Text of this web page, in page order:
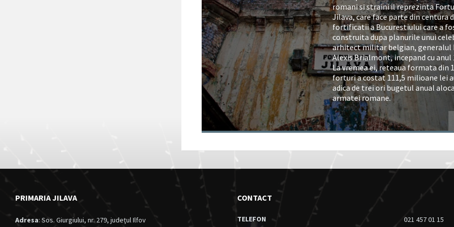
romani si straini il reprezinta
Jilava, care face parte din centura
fortificatii a Bucurestiului care a
construita dupa planurile unui
arhitect militar belgian, generalul
Alexis Brialmont, incepand cu anul
La vremea ei, reteaua formata din
forturi a costat 111,5 milioane lei
adica de trei ori bugetul anual
armatei romane.
PRIMARIA JILAVA
Adresa: Sos. Giurgiului, nr. 279, judeţul Ilfov
CONTACT
TELEFON 021 457 01 15